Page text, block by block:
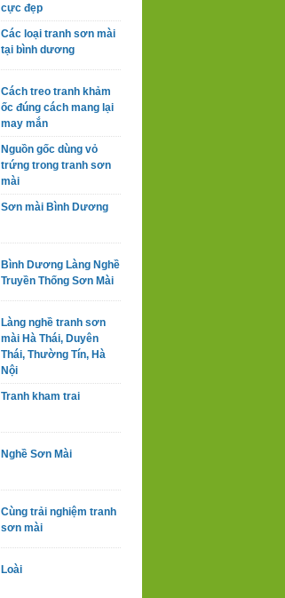
cực đẹp
Các loại tranh sơn mài
tại bình dương
Cách treo tranh khảm
ốc đúng cách mang lại
may mắn
Nguồn gốc dùng vỏ
trứng trong tranh sơn
mài
Sơn mài Bình Dương
Bình Dương Làng Nghề
Truyền Thống Sơn Mài
Làng nghề tranh sơn
mài Hà Thái, Duyên
Thái, Thường Tín, Hà
Nội
Tranh kham trai
Nghề Sơn Mài
Cùng trải nghiệm tranh
sơn mài
Loài